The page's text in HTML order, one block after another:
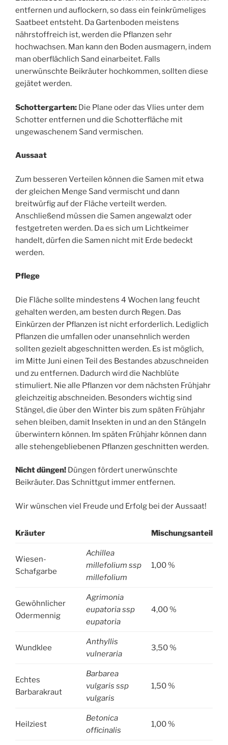
entfernen und auflockern, so dass ein feinkrümeliges
Saatbeet entsteht. Da Gartenboden meistens
nährstoffreich ist, werden die Pflanzen sehr
hochwachsen. Man kann den Boden ausmagern, indem
man oberflächlich Sand einarbeitet. Falls
unerwünschte Beikräuter hochkommen, sollten diese
gejätet werden.
Schottergarten: Die Plane oder das Vlies unter dem
Schotter entfernen und die Schotterfläche mit
ungewaschenem Sand vermischen.
Aussaat
Zum besseren Verteilen können die Samen mit etwa
der gleichen Menge Sand vermischt und dann
breitwürfig auf der Fläche verteilt werden.
Anschließend müssen die Samen angewalzt oder
festgetreten werden. Da es sich um Lichtkeimer
handelt, dürfen die Samen nicht mit Erde bedeckt
werden.
Pflege
Die Fläche sollte mindestens 4 Wochen lang feucht
gehalten werden, am besten durch Regen. Das
Einkürzen der Pflanzen ist nicht erforderlich. Lediglich
Pflanzen die umfallen oder unansehnlich werden
sollten gezielt abgeschnitten werden. Es ist möglich,
im Mitte Juni einen Teil des Bestandes abzuschneiden
und zu entfernen. Dadurch wird die Nachblüte
stimuliert. Nie alle Pflanzen vor dem nächsten Frühjahr
gleichzeitig abschneiden. Besonders wichtig sind
Stängel, die über den Winter bis zum späten Frühjahr
sehen bleiben, damit Insekten in und an den Stängeln
überwintern können. Im späten Frühjahr können dann
alle stehengebliebenen Pflanzen geschnitten werden.
Nicht düngen! Düngen fördert unerwünschte
Beikräuter. Das Schnittgut immer entfernen.
Wir wünschen viel Freude und Erfolg bei der Aussaat!
Kräuter Mischungsanteil:
Wiesen-
Schafgarbe
Achillea
millefolium ssp
millefolium
1,00 %
Gewöhnlicher
Odermennig
Agrimonia
eupatoria ssp
eupatoria
4,00 %
Wundklee
Anthyllis
vulneraria
3,50 %
Echtes
Barbarakraut
Barbarea
vulgaris ssp
vulgaris
1,50 %
Heilziest
Betonica
officinalis
1,00 %